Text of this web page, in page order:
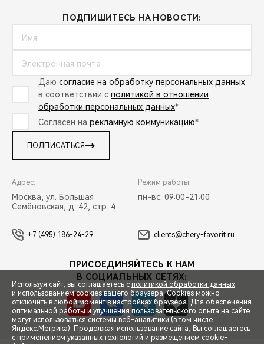
СПЕЦПРЕДЛОЖЕНИЯ
ПОДПИШИТЕСЬ НА НОВОСТИ:
Даю согласие на обработку персональных данных
в соответствии с политикой в отношении
обработки персональных данных*
Согласен на рекламную коммуникацию*
ПОДПИСАТЬСЯ
Адрес:
Москва, ул. Большая
Семёновская, д. 42, стр. 4
Режим работы:
пн-вс: 09:00-21:00
+7 (495) 186-24-29 clients@chery-favorit.ru
ПРИСОЕДИНЯЙТЕСЬ К НАМ
В СОЦИАЛЬНЫХ СЕТЯХ:
Используя сайт, вы соглашаетесь с политикой обработки данных
и использованием cookies вашего браузера. Cookies можно
отключить в любой момент в настройках браузера. Для обеспечения
оптимальной работы и улучшения пользовательского опыта на сайте
могут использоваться системы веб-аналитики (в том числе
Яндекс.Метрика). Продолжая использование сайта, Вы соглашаетесь
с применением указанных технологий и размещением cookie-